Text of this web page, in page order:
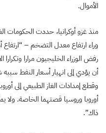
الأموال.
منذ غزو أوكرانيا، حددت الحكومات
وراء ارتفاع معدل التضخم – “ارتفاع
رفض الوزراء الخليجيون مرارا
أن يؤدي إلى انهيار أسعار النفط
وقطع إمدادات الغاز الطبيعي إلى
أوروبا وروسيا قصتهما الخاصة. ولا
ذاك”.